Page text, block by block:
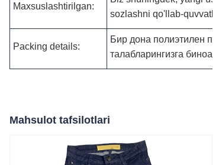
Maxsuslashtirilgan:
sozlashni qo'llab-
Packing details:
Бир дона полиэтилен
талабларингизга биноан.
Mahsulot tafsilotlari